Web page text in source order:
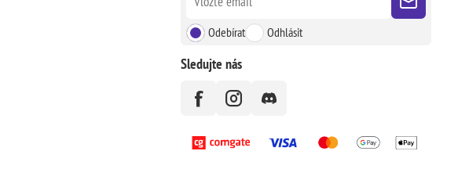
Odebírat Odhlásit
Sledujte nás